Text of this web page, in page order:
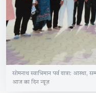
सोमनाथ स्वाभिमान पर्व यात्रा:
आज का दिन न्यूज़